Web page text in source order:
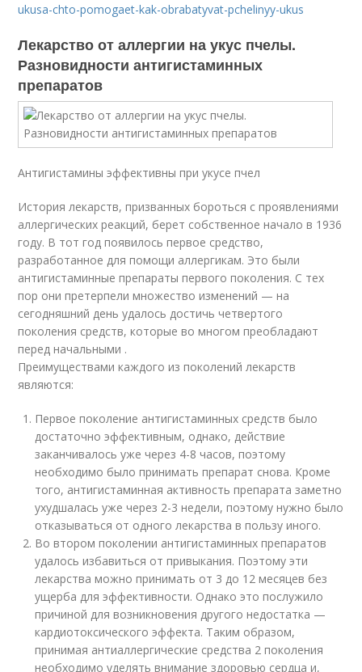
ukusa-chto-pomogaet-kak-obrabatyvat-pchelinyy-ukus
Лекарство от аллергии на укус пчелы.
Разновидности антигистаминных
препаратов
Антигистамины эффективны при укусе пчел
История лекарств, призванных бороться с проявлениями
аллергических реакций, берет собственное начало в 1936
году. В тот год появилось первое средство,
разработанное для помощи аллергикам. Это были
антигистаминные препараты первого поколения. С тех
пор они претерпели множество изменений — на
сегодняшний день удалось достичь четвертого
поколения средств, которые во многом преобладают
перед начальными .
Преимуществами каждого из поколений лекарств
являются:
Первое поколение антигистаминных средств было
достаточно эффективным, однако, действие
заканчивалось уже через 4-8 часов, поэтому
необходимо было принимать препарат снова. Кроме
того, антигистаминная активность препарата заметно
ухудшалась уже через 2-3 недели, поэтому нужно было
отказываться от одного лекарства в пользу иного.
Во втором поколении антигистаминных препаратов
удалось избавиться от привыкания. Поэтому эти
лекарства можно принимать от 3 до 12 месяцев без
ущерба для эффективности. Однако это послужило
причиной для возникновения другого недостатка —
кардиотоксического эффекта. Таким образом,
принимая антиаллергические средства 2 поколения
необходимо уделять внимание здоровью сердца и,